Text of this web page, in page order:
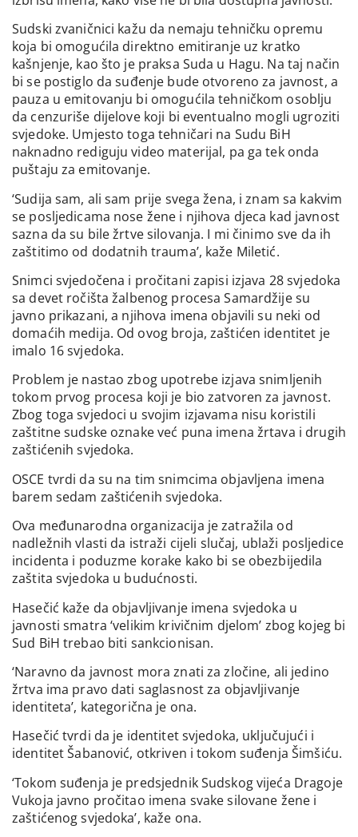
Sudski zvaničnici kažu da nemaju tehničku opremu
koja bi omogućila direktno emitiranje uz kratko
kašnjenje, kao što je praksa Suda u Hagu. Na taj način
bi se postiglo da suđenje bude otvoreno za javnost, a
pauza u emitovanju bi omogućila tehničkom osoblju
da cenzuriše dijelove koji bi eventualno mogli ugroziti
svjedoke. Umjesto toga tehničari na Sudu BiH
naknadno rediguju video materijal, pa ga tek onda
puštaju za emitovanje.
‘Sudija sam, ali sam prije svega žena, i znam sa kakvim
se posljedicama nose žene i njihova djeca kad javnost
sazna da su bile žrtve silovanja. I mi činimo sve da ih
zaštitimo od dodatnih trauma’, kaže Miletić.
Snimci svjedočena i pročitani zapisi izjava 28 svjedoka
sa devet ročišta žalbenog procesa Samardžije su
javno prikazani, a njihova imena objavili su neki od
domaćih medija. Od ovog broja, zaštićen identitet je
imalo 16 svjedoka.
Problem je nastao zbog upotrebe izjava snimljenih
tokom prvog procesa koji je bio zatvoren za javnost.
Zbog toga svjedoci u svojim izjavama nisu koristili
zaštitne sudske oznake već puna imena žrtava i drugih
zaštićenih svjedoka.
OSCE tvrdi da su na tim snimcima objavljena imena
barem sedam zaštićenih svjedoka.
Ova međunarodna organizacija je zatražila od
nadležnih vlasti da istraži cijeli slučaj, ublaži posljedice
incidenta i poduzme korake kako bi se obezbijedila
zaštita svjedoka u budućnosti.
Hasečić kaže da objavljivanje imena svjedoka u
javnosti smatra ‘velikim krivičnim djelom’ zbog kojeg bi
Sud BiH trebao biti sankcionisan.
‘Naravno da javnost mora znati za zločine, ali jedino
žrtva ima pravo dati saglasnost za objavljivanje
identiteta’, kategorična je ona.
Hasečić tvrdi da je identitet svjedoka, uključujući i
identitet Šabanović, otkriven i tokom suđenja Šimšiću.
‘Tokom suđenja je predsjednik Sudskog vijeća Dragoje
Vukoja javno pročitao imena svake silovane žene i
zaštićenog svjedoka’, kaže ona.